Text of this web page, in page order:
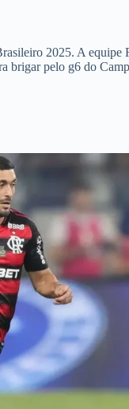
2025. A
brigar pelo g6 do